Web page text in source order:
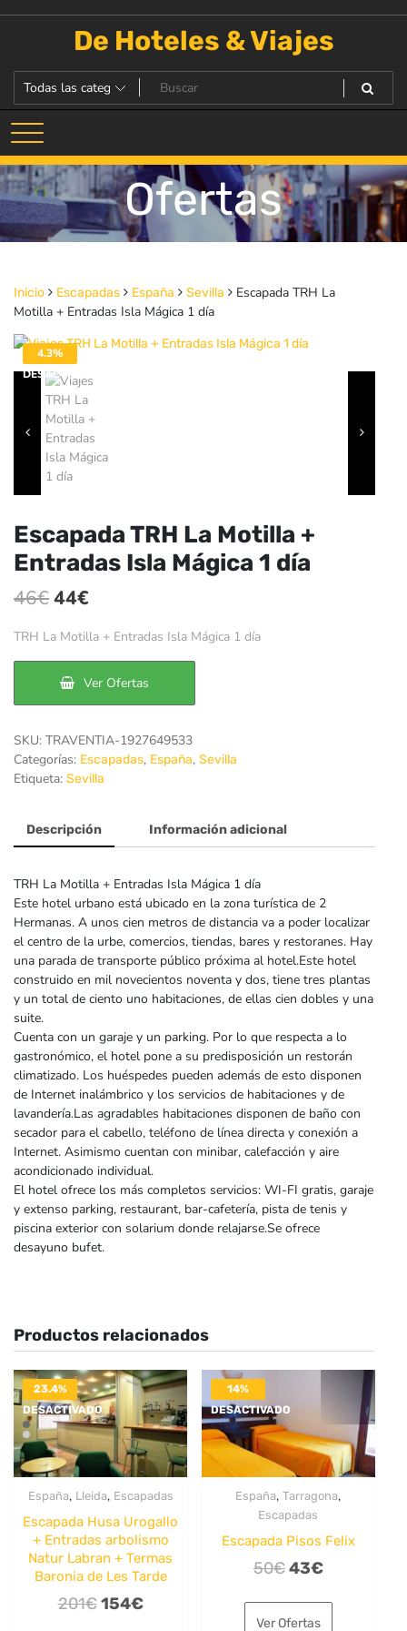
De Hoteles & Viajes
Ofertas
Inicio Escapadas España Sevilla
Escapada TRH La
Motilla + Entradas Isla Mágica 1 día
4.3%
DESACTIVADO
Escapada TRH La Motilla +
Entradas Isla Mágica 1 día
46€El
precio
era:
46€.
44€
precio
es:
44€.
TRH La Motilla + Entradas Isla Mágica 1 día
Ver Ofertas
SKU: TRAVENTIA-1927649533
Categorías: Escapadas, España, Sevilla
Etiqueta: Sevilla
Descripción Información adicional
TRH La Motilla + Entradas Isla Mágica 1 día
Este hotel urbano está ubicado en la zona turística de 2
Hermanas. A unos cien metros de distancia va a poder localizar
el centro de la urbe, comercios, tiendas, bares y restoranes. Hay
una parada de transporte público próxima al hotel.Este hotel
construido en mil novecientos noventa y dos, tiene tres plantas
y un total de ciento uno habitaciones, de ellas cien dobles y una
suite.
Cuenta con un garaje y un parking. Por lo que respecta a lo
gastronómico, el hotel pone a su predisposición un restorán
climatizado. Los huéspedes pueden además de esto disponen
de Internet inalámbrico y los servicios de habitaciones y de
lavandería.Las agradables habitaciones disponen de baño con
secador para el cabello, teléfono de línea directa y conexión a
Internet. Asimismo cuentan con minibar, calefacción y aire
acondicionado individual.
El hotel ofrece los más completos servicios: WI-FI gratis, garaje
y extenso parking, restaurant, bar-cafetería, pista de tenis y
piscina exterior con solarium donde relajarse.Se ofrece
desayuno bufet.
Productos relacionados
23.4%
DESACTIVADO
España, Lleida, Escapadas
Escapada Husa Urogallo
+ Entradas arbolismo
Natur Labran + Termas
Baronia de Les Tarde
201€ El
154€El
14%
DESACTIVADO
España,Tarragona,
Escapadas
Escapada Pisos Felix
50€El
original
43€El
Ver Ofertas